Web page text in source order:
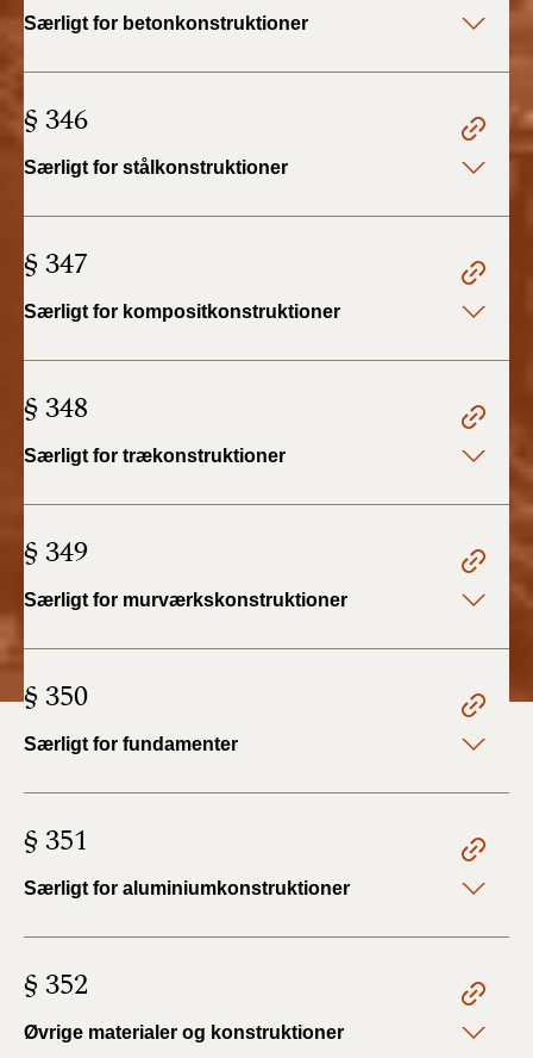
2022)
BR18 (1/1 - 30/6
BR18 (29/6 - 31/12
2021)
2021)
BR18 (1/7-31/12
BR18 (10/3-30/6
BR18 (4/7-31/12
BR18 (1/7-31/12
2018)
2010)
Særligt for betonkonstruktioner
§ 346
Særligt for stålkonstruktioner
§ 347
Særligt for kompositkonstruktioner
§ 348
Særligt for trækonstruktioner
§ 349
Særligt for murværkskonstruktioner
§ 350
Særligt for fundamenter
§ 351
Særligt for aluminiumkonstruktioner
§ 352
Øvrige materialer og konstruktioner